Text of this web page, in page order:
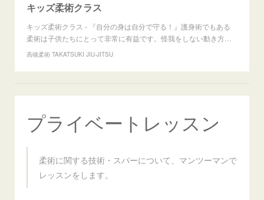
キッズ柔術クラス
キッズ柔術クラス - 『自分の身は自分で守る！』護身術でもある
柔術は子供たちにとって非常に有益です。怪我をしない動き方…
高槻柔術 TAKATSUKI JIU-JITSU
プライベートレッスン
柔術に関する技術・スパーについて、マンツーマンで
レッスンをします。